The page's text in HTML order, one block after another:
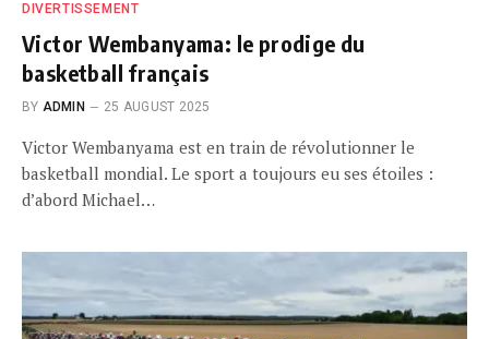
DIVERTISSEMENT
Victor Wembanyama: le prodige du
basketball français
BY ADMIN 25 AUGUST 2025
Victor Wembanyama est en train de révolutionner le
basketball mondial. Le sport a toujours eu ses étoiles :
d’abord Michael…